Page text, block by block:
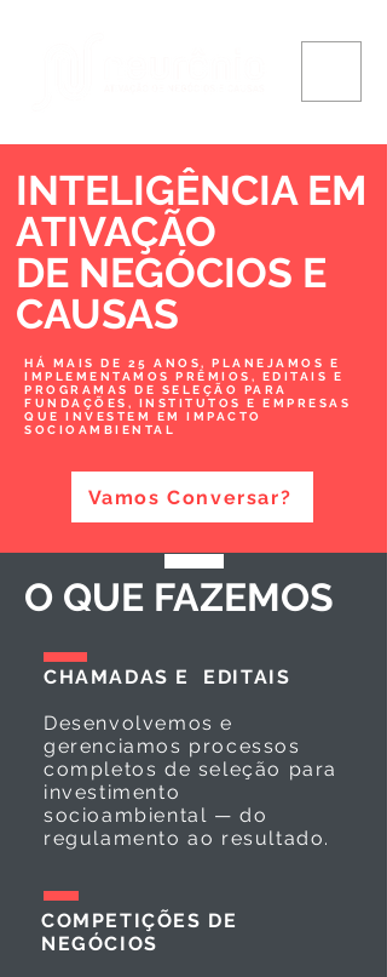
INTELIGÊNCIA EM
ATIVAÇÃO
DE NEGÓCIOS E
CAUSAS
HÁ MAIS DE 25 ANOS, PLANEJAMOS E
IMPLEMENTAMOS PRÊMIOS, EDITAIS E
PROGRAMAS DE SELEÇÃO PARA
FUNDAÇÕES, INSTITUTOS E EMPRESAS
QUE INVESTEM EM IMPACTO
SOCIOAMBIENTAL
Vamos Conversar?
O QUE FAZEMOS
CHAMADAS E EDITAIS
Desenvolvemos e
gerenciamos processos
completos de seleção para
investimento
socioambiental — do
regulamento ao resultado.
COMPETIÇÕES DE
NEGÓCIOS